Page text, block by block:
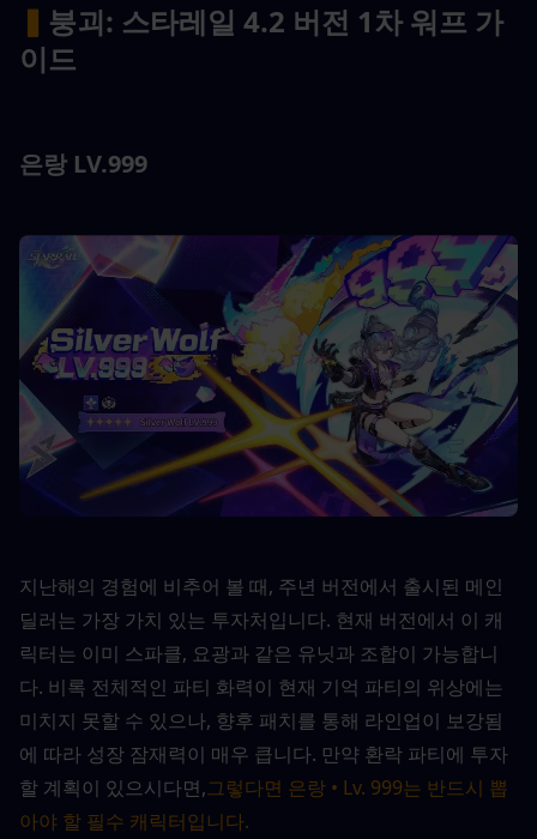
▍ 붕괴: 스타레일 4.2 버전 1차 워프 가
이드
은랑 LV.999
지난해의 경험에 비추어 볼 때, 주년 버전에서 출시된 메인
딜러는 가장 가치 있는 투자처입니다. 현재 버전에서 이 캐
릭터는 이미 스파클, 요광과 같은 유닛과 조합이 가능합니
다. 비록 전체적인 파티 화력이 현재 기억 파티의 위상에는
미치지 못할 수 있으나, 향후 패치를 통해 라인업이 보강됨
에 따라 성장 잠재력이 매우 큽니다. 만약 환락 파티에 투자
할 계획이 있으시다면,그렇다면 은랑 • Lv. 999는 반드시 뽑
아야 할 필수 캐릭터입니다.